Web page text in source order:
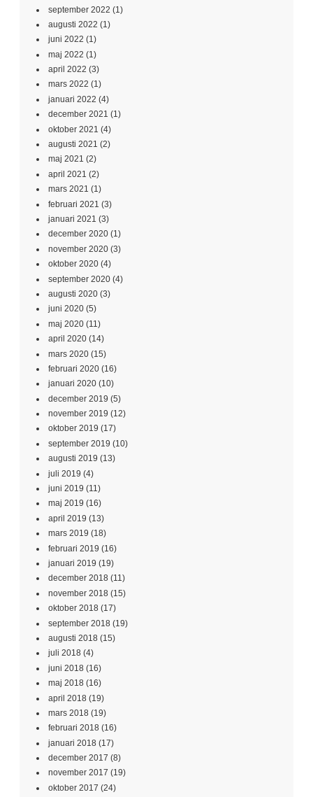
september 2022 (1)
augusti 2022 (1)
juni 2022 (1)
maj 2022 (1)
april 2022 (3)
mars 2022 (1)
januari 2022 (4)
december 2021 (1)
oktober 2021 (4)
augusti 2021 (2)
maj 2021 (2)
april 2021 (2)
mars 2021 (1)
februari 2021 (3)
januari 2021 (3)
december 2020 (1)
november 2020 (3)
oktober 2020 (4)
september 2020 (4)
augusti 2020 (3)
juni 2020 (5)
maj 2020 (11)
april 2020 (14)
mars 2020 (15)
februari 2020 (16)
januari 2020 (10)
december 2019 (5)
november 2019 (12)
oktober 2019 (17)
september 2019 (10)
augusti 2019 (13)
juli 2019 (4)
juni 2019 (11)
maj 2019 (16)
april 2019 (13)
mars 2019 (18)
februari 2019 (16)
januari 2019 (19)
december 2018 (11)
november 2018 (15)
oktober 2018 (17)
september 2018 (19)
augusti 2018 (15)
juli 2018 (4)
juni 2018 (16)
maj 2018 (16)
april 2018 (19)
mars 2018 (19)
februari 2018 (16)
januari 2018 (17)
december 2017 (8)
november 2017 (19)
oktober 2017 (24)